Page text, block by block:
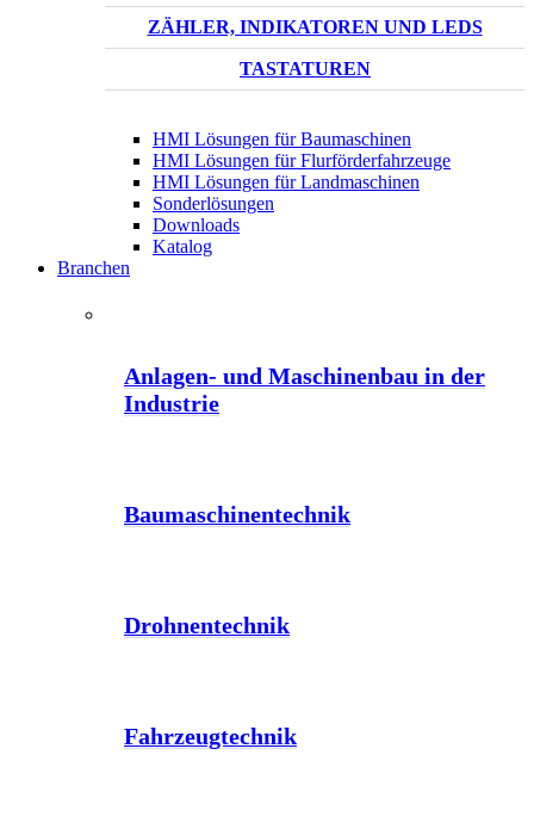
ZÄHLER, INDIKATOREN UND LEDS
TASTATUREN
HMI Lösungen für Baumaschinen
HMI Lösungen für Flurförderfahrzeuge
HMI Lösungen für Landmaschinen
Sonderlösungen
Downloads
Katalog
Branchen
Anlagen- und Maschinenbau in der
Industrie
Baumaschinentechnik
Drohnentechnik
Fahrzeugtechnik